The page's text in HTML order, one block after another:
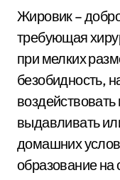
Жировик –
требующая
при мелких
безобидность,
выдавливать
домашних
образование на